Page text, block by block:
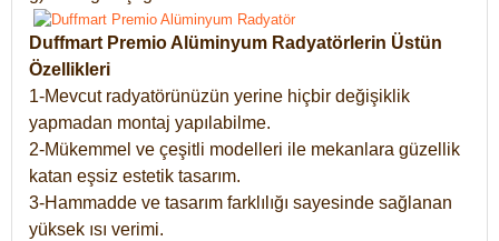
Duffmart Premio Alüminyum Radyatörlerin Üstün
Özellikleri
1-Mevcut radyatörünüzün yerine hiçbir değişiklik
yapmadan montaj yapılabilme.
2-Mükemmel ve çeşitli modelleri ile mekanlara güzellik
katan eşsiz estetik tasarım.
3-Hammadde ve tasarım farklılığı sayesinde sağlanan
yüksek ısı verimi.